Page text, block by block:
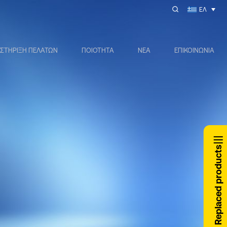
ΕΛ
ΠΕΛΑΤΩΝ ΠΟΙΟΤΗΤΑ ΝΕΑ ΕΠΙΚΟΙΝΩΝΙΑ
Replaced products